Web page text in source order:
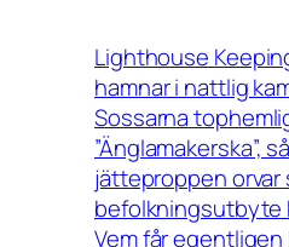
Lighthouse
hamnar i nattlig
Sossarna
”Änglamakerska”,
jätteproppen orvar
befolkningsutbyte
Vem får egentligen